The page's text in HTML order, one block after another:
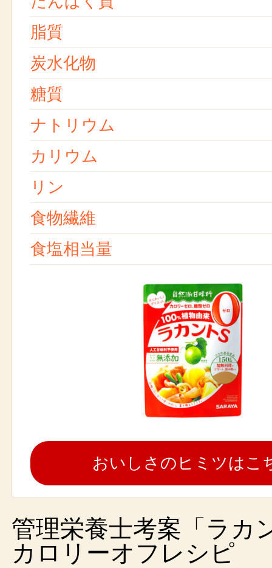
脂質
炭水化物
糖質
ナトリウム
カリウム
リン
食物繊維
食塩相当量
おいしさのヒミツはこ
管理栄養士考案「ラカ
カロリーオフレシピ